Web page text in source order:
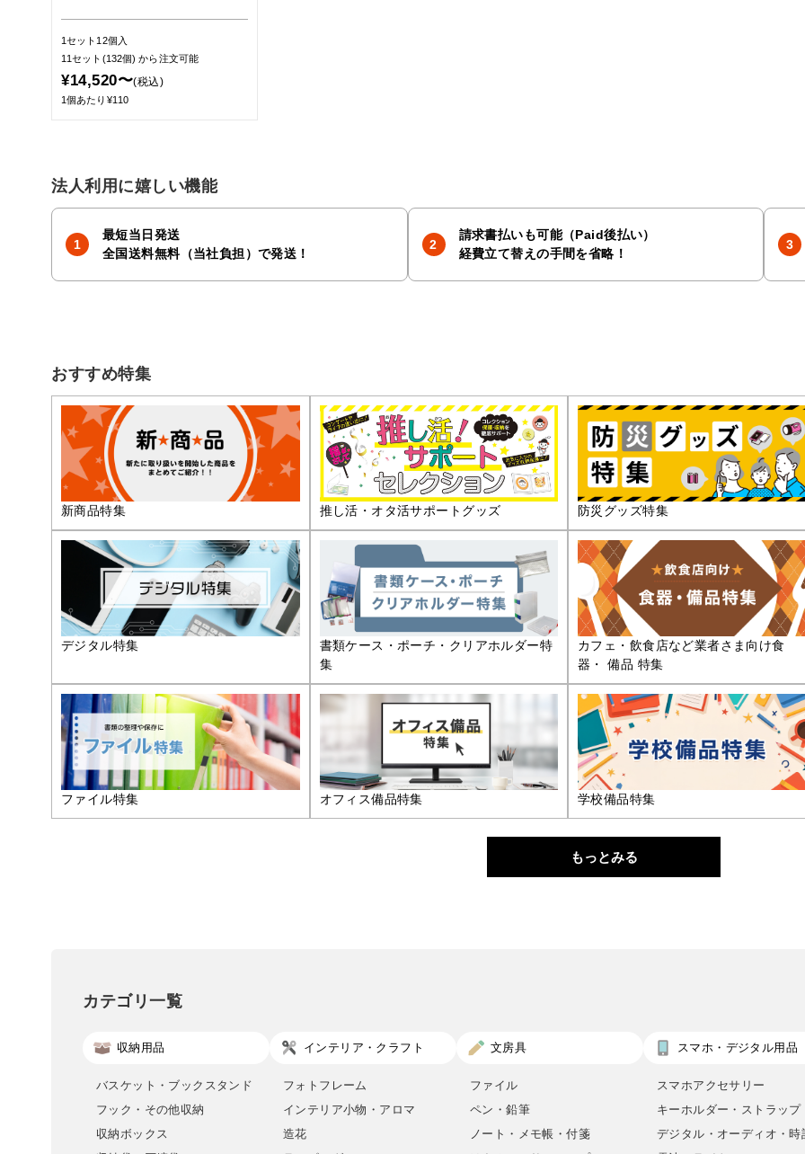
1セット12個入
11セット(132個)から注文可能
¥14,520〜(税込)
1個あたり¥110
法人利用に嬉しい機能
最短当日発送
全国送料無料（当社負担）で発送！
請求書払いも可能（Paid後払い）
経費立て替えの手間を省略！
おすすめ特集
新商品特集 推し活・オタ活サポートグッズ 防災グッズ特集
デジタル特集
書類ケース・ポーチ・クリアホルダー特
集
カフェ・飲食店など業者さま向け食
器・ 備品 特集
ファイル特集 オフィス備品特集 学校備品特集
もっとみる
カテゴリ一覧
収納用品
バスケット・ブックスタンド
フック・その他収納
収納ボックス
インテリア・クラフト
フォトフレーム
インテリア小物・アロマ
造花
文房具
ファイル
ペン・鉛筆
ノート・メモ帳・付箋
スマホ・デジタル用品
スマホアクセサリー
キーホルダー・ストラップ
デジタル・オーディオ・時